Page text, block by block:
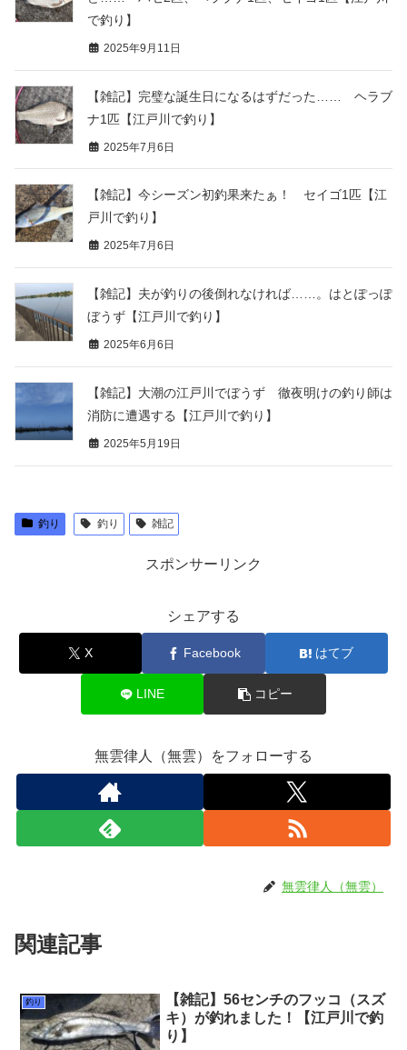
で釣り】
2025年9月11日
【雑記】完璧な誕生日になるはずだった…… ヘラブ
ナ1匹【江戸川で釣り】
2025年7月6日
【雑記】今シーズン初釣果来たぁ！ セイゴ1匹【江
戸川で釣り】
2025年7月6日
【雑記】夫が釣りの後倒れなければ……。はとぽっぽ
ぼうず【江戸川で釣り】
2025年6月6日
【雑記】大潮の江戸川でぼうず 徹夜明けの釣り師は
消防に遭遇する【江戸川で釣り】
2025年5月19日
釣り 釣り 雑記
スポンサーリンク
シェアする
X Facebook はてブ
LINE コピー
無雲律人（無雲）をフォローする
無雲律人（無雲）
関連記事
釣り
【雑記】56センチのフッコ（スズ
キ）が釣れました！【江戸川で釣
り】